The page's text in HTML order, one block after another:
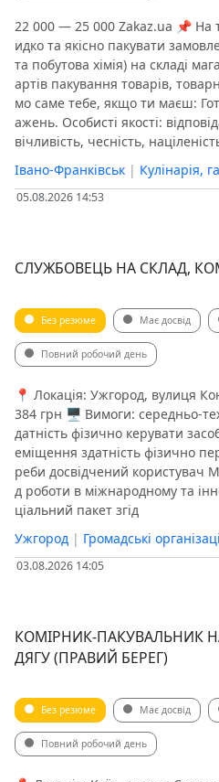
22 000 — 25 000 Zakaz.ua 📌 На
идко та якісно пакувати
та побутова хімія) на складі
артів пакування товарів,
мо саме тебе, якщо ти маєш:
ажень. Особисті якості:
вічливість, чесність,
Івано-Франківськ | Кулінарія,
05.08.2026 14:53
СЛУЖБОВЕЦЬ НА СКЛАД,
Без резюме Має досвід
Повний робочий день
📍 Локація: Ужгород, вулиця
384 грн 🖥 Вимоги: середньо-
датність фізично керувати
еміщення здатність фізично
реби досвідчений користувач
д роботи в міжнародному та
ціальний пакет згід
Ужгород | Громадські
03.08.2026 14:05
КОМІРНИК-ПАКУВАЛЬНИК
ДЯГУ (ПРАВИЙ БЕРЕГ)
Без резюме Має досвід
Повний робочий день